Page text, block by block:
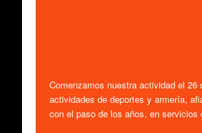
Comenzamos nuestra actividad el 26
actividades de deportes y armería,
con el paso de los años, en servicios